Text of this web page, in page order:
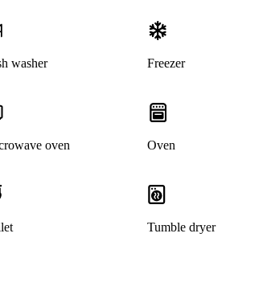
washer Freezer
oven Oven
Tumble dryer